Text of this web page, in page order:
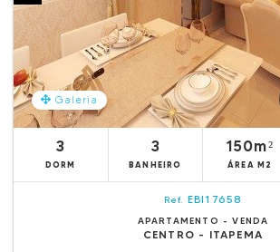
Galeria
3
DORM
3
BANHEIRO
150m²
ÁREA M2
Ref. EBI17658
APARTAMENTO - VENDA
CENTRO - ITAPEMA